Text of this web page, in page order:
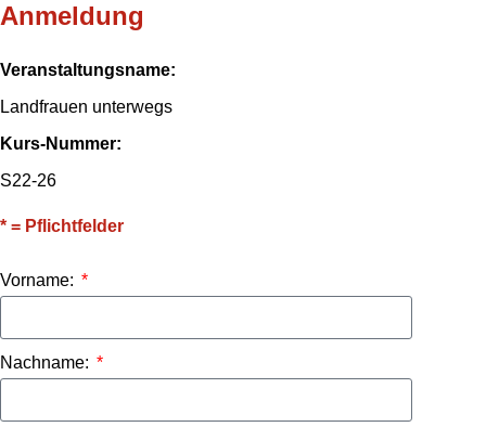
Anmeldung
Veranstaltungsname:
Landfrauen unterwegs
Kurs-Nummer:
S22-26
* = Pflichtfelder
Vorname:
Nachname: